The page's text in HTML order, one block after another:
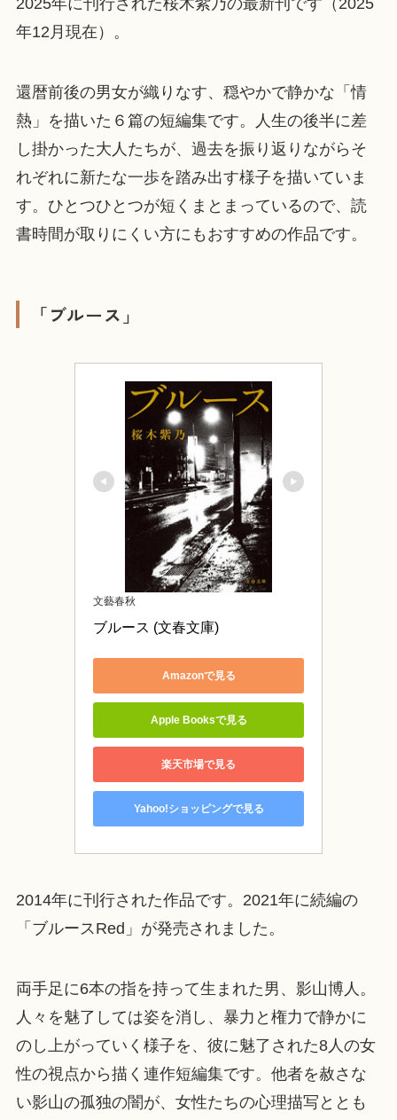
年12月現在）。
還暦前後の男女が織りなす、穏やかで静かな「情
熱」を描いた６篇の短編集です。人生の後半に差
し掛かった大人たちが、過去を振り返りながらそ
れぞれに新たな一歩を踏み出す様子を描いていま
す。ひとつひとつが短くまとまっているので、読
書時間が取りにくい方にもおすすめの作品です。
「ブルース」
文藝春秋
ブルース (文春文庫)
Amazonで見る
Apple Booksで見る
楽天市場で見る
Yahoo!ショッピングで見る
2014年に刊行された作品です。2021年に続編の
「ブルースRed」が発売されました。
両手足に6本の指を持って生まれた男、影山博人。
人々を魅了しては姿を消し、暴力と権力で静かに
のし上がっていく様子を、彼に魅了された8人の女
性の視点から描く連作短編集です。他者を赦さな
い影山の孤独の闇が、女性たちの心理描写ととも